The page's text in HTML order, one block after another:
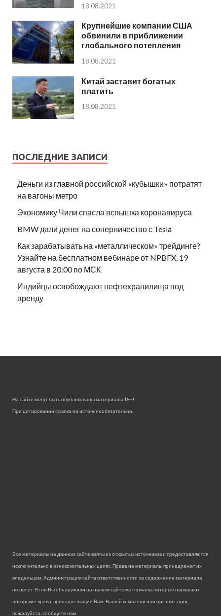
18.08.2021
Крупнейшие компании США
обвинили в приближении
глобального потепления
18.08.2021
Китай заставит богатых
платить
18.08.2021
ПОСЛЕДНИЕ ЗАПИСИ
Деньги из главной российской «кубышки» потратят
на вагоны метро
Экономику Чили спасла вспышка коронавируса
BMW дали денег на соперничество с Tesla
Как зарабатывать на «металлическом» трейдинге?
Узнайте на бесплатном вебинаре от NPBFX, 19
августа в 20:00 по МСК
Индийцы освобождают нефтехранилища под
аренду
На сайте могут быть опубликованы материалы 18+!
При цитировании ссылка на источник обязательна.
Все материалы на данном сайте взяты из открытых источников и предоставляются
исключительно в ознакомительных целях. Права на материалы принадлежат их
владельцам. Администрация сайта ответственности за содержание материала
не несет. Если Вы обнаружили на нашем сайте материалы, которые нарушают
авторские права, принадлежащие Вам, Вашей компании или организации,
пожалуйста, сообщите нам.